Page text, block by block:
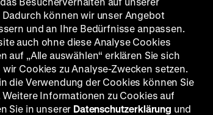
können wir unser Angebot
und an Ihre Bedürfnisse anpassen.
auch ohne diese Analyse Cookies
auf „Alle auswählen“ erklären Sie sich
Cookies zu Analyse-Zwecken setzen.
die Verwendung der Cookies können Sie
Informationen zu Cookies auf
Sie in unserer Datenschutzerklärung und